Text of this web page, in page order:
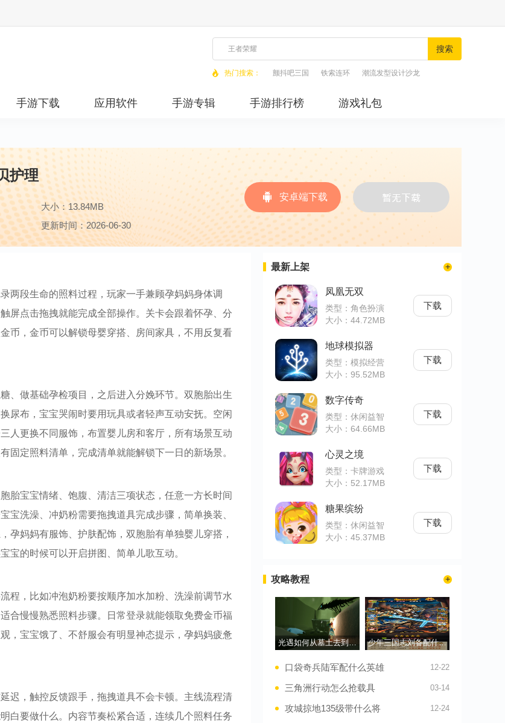
搜索
热门搜索： 颤抖吧三国 铁索连环 潮流发型设计沙龙
手游下载 应用软件 手游专辑 手游排行榜 游戏礼包
护理
大小：13.84MB
更新时间：2026-06-30
安卓端下载
两段生命的照料过程，玩家一手兼顾孕妈妈身体调
屏点击拖拽就能完成全部操作。关卡会跟着怀孕、分
币，金币可以解锁母婴穿搭、房间家具，不用反复看
、做基础孕检项目，之后进入分娩环节。双胞胎出生
尿布，宝宝哭闹时要用玩具或者轻声互动安抚。空闲
人更换不同服饰，布置婴儿房和客厅，所有场景互动
固定照料清单，完成清单就能解锁下一日的新场景。
胎宝宝情绪、饱腹、清洁三项状态，任意一方长时间
宝洗澡、冲奶粉需要拖拽道具完成步骤，简单换装、
孕妈妈有服饰、护肤配饰，双胞胎有单独婴儿穿搭，
宝的时候可以开启拼图、简单儿歌互动。
程，比如冲泡奶粉要按顺序加水加粉、洗澡前调节水
合慢慢熟悉照料步骤。日常登录就能领取免费金币福
，宝宝饿了、不舒服会有明显神态提示，孕妈妈疲惫
迟，触控反馈跟手，拖拽道具不会卡顿。主线流程清
白要做什么。内容节奏松紧合适，连续几个照料任务
最新上架
凤凰无双
类型：角色扮演
大小：44.72MB
下载
地球模拟器
类型：模拟经营
大小：95.52MB
下载
数字传奇
类型：休闲益智
大小：64.66MB
下载
心灵之境
类型：卡牌游戏
大小：52.17MB
下载
糖果缤纷
类型：休闲益智
大小：45.37MB
下载
攻略教程
光遇如何从墓土去到峡谷终点 少年三国志刘备配什么马
口袋奇兵陆军配什么英雄 12-22
三角洲行动怎么抢载具 03-14
攻城掠地135级带什么将 12-24